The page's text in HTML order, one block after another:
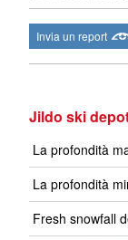
Invia un report
Jildo ski
La profondità
La profondità
Fresh snowfall